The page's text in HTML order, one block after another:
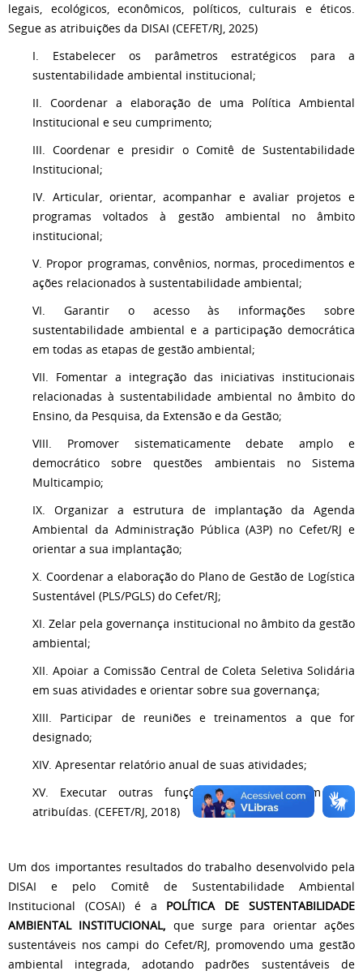
legais, ecológicos, econômicos, políticos, culturais e éticos.
Segue as atribuições da DISAI (CEFET/RJ, 2025)
I. Estabelecer os parâmetros estratégicos para a
sustentabilidade ambiental institucional;
II. Coordenar a elaboração de uma Política Ambiental
Institucional e seu cumprimento;
III. Coordenar e presidir o Comitê de Sustentabilidade
Institucional;
IV. Articular, orientar, acompanhar e avaliar projetos e
programas voltados à gestão ambiental no âmbito
institucional;
V. Propor programas, convênios, normas, procedimentos e
ações relacionados à sustentabilidade ambiental;
VI. Garantir o acesso às informações sobre
sustentabilidade ambiental e a participação democrática
em todas as etapas de gestão ambiental;
VII. Fomentar a integração das iniciativas institucionais
relacionadas à sustentabilidade ambiental no âmbito do
Ensino, da Pesquisa, da Extensão e da Gestão;
VIII. Promover sistematicamente debate amplo e
democrático sobre questões ambientais no Sistema
Multicampio;
IX. Organizar a estrutura de implantação da Agenda
Ambiental da Administração Pública (A3P) no Cefet/RJ e
orientar a sua implantação;
X. Coordenar a elaboração do Plano de Gestão de Logística
Sustentável (PLS/PGLS) do Cefet/RJ;
XI. Zelar pela governança institucional no âmbito da gestão
ambiental;
XII. Apoiar a Comissão Central de Coleta Seletiva Solidária
em suas atividades e orientar sobre sua governança;
XIII. Participar de reuniões e treinamentos a que for
designado;
XIV. Apresentar relatório anual de suas atividades;
XV. Executar outras funções que lhe tenham sido
atribuídas. (CEFET/RJ, 2018)
Um dos importantes resultados do trabalho desenvolvido pela
DISAI e pelo Comitê de Sustentabilidade Ambiental
Institucional (COSAI) é a POLÍTICA DE SUSTENTABILIDADE
AMBIENTAL INSTITUCIONAL, que surge para orientar ações
sustentáveis nos campi do Cefet/RJ, promovendo uma gestão
ambiental integrada, adotando padrões sustentáveis de